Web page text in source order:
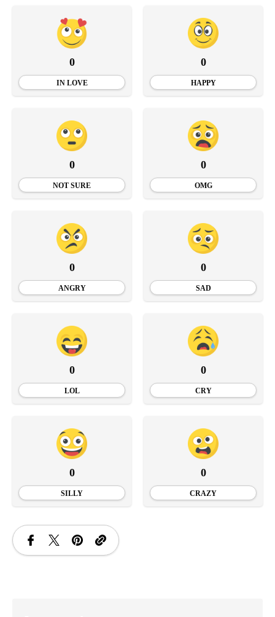
0
IN LOVE
0
HAPPY
0
NOT SURE
0
OMG
0
ANGRY
0
SAD
0
LOL
0
CRY
0
SILLY
0
CRAZY